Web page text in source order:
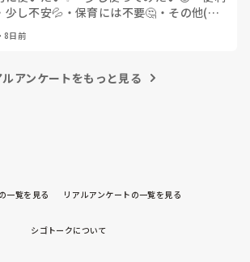
少し不安💦 ・ 保育には不要🤔 ・ その他(コ
8日前
ルアンケートをもっと見る
一覧を見る リアルアンケートの一覧を見る
シゴトークについて